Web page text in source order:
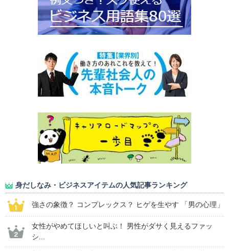
身だしなみ・ビジネスアイテムの人気記事ランキング
強さの象徴？ コンプレックス？ ヒゲを生やす 「男の心理」
女性がやめてほしいと叫ぶ！ 男性がダサく見えるファッ
シ...